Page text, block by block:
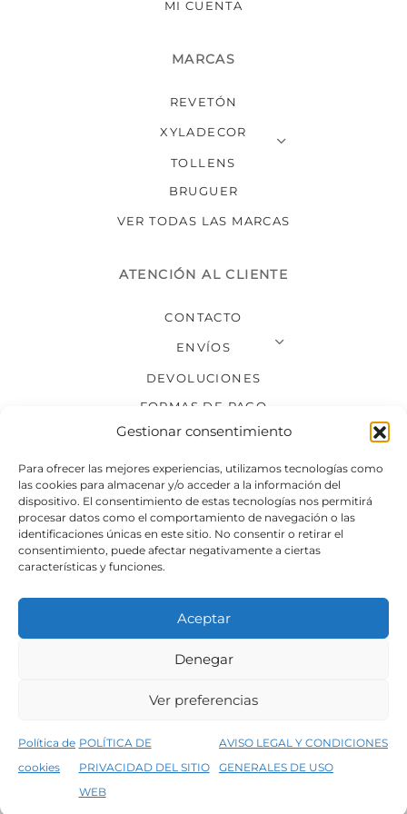
Gestionar consentimiento
Para ofrecer las mejores experiencias, utilizamos tecnologías como
las cookies para almacenar y/o acceder a la información del
dispositivo. El consentimiento de estas tecnologías nos permitirá
procesar datos como el comportamiento de navegación o las
identificaciones únicas en este sitio. No consentir o retirar el
consentimiento, puede afectar negativamente a ciertas
características y funciones.
Aceptar
Denegar
Ver preferencias
Política de
cookies
POLÍTICA DE
PRIVACIDAD DEL SITIO
WEB
AVISO LEGAL Y CONDICIONES
GENERALES DE USO
5% de descuento en tu primera compra, utiliza el código PRIMERACOMPRA
MI CUENTA
MARCAS
REVETÓN
XYLADECOR
TOLLENS
BRUGUER
VER TODAS LAS MARCAS
ATENCIÓN AL CLIENTE
CONTACTO
ENVÍOS
DEVOLUCIONES
FORMAS DE PAGO
SÍGUENOS
Condiciones generales de venta
Política de privacidad del sitio web
©2026 Decopintur- todos los derechos